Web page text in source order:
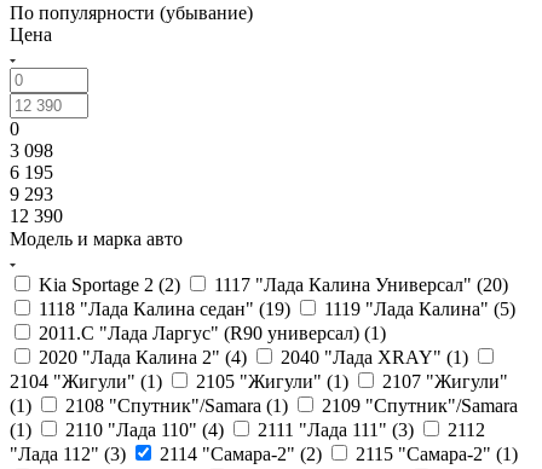
По популярности (убывание)
Цена
0
3 098
6 195
9 293
12 390
Модель и марка авто
Kia Sportage 2 (2) 1117 "Лада Калина Универсал" (20)
1118 "Лада Калина седан" (19) 1119 "Лада Калина" (5)
2011.С "Лада Ларгус" (R90 универсал) (1)
2020 "Лада Калина 2" (4) 2040 "Лада ХRAY" (1)
2104 "Жигули" (1) 2105 "Жигули" (1)
2107 "Жигули"
(1) 2108 "Cпутник"/Samara (1)
2109 "Спутник"/Samara
(1) 2110 "Лада 110" (4) 2111 "Лада 111" (3)
2112
"Лада 112" (3) 2114 "Самара-2" (2) 2115 "Самара-2" (1)